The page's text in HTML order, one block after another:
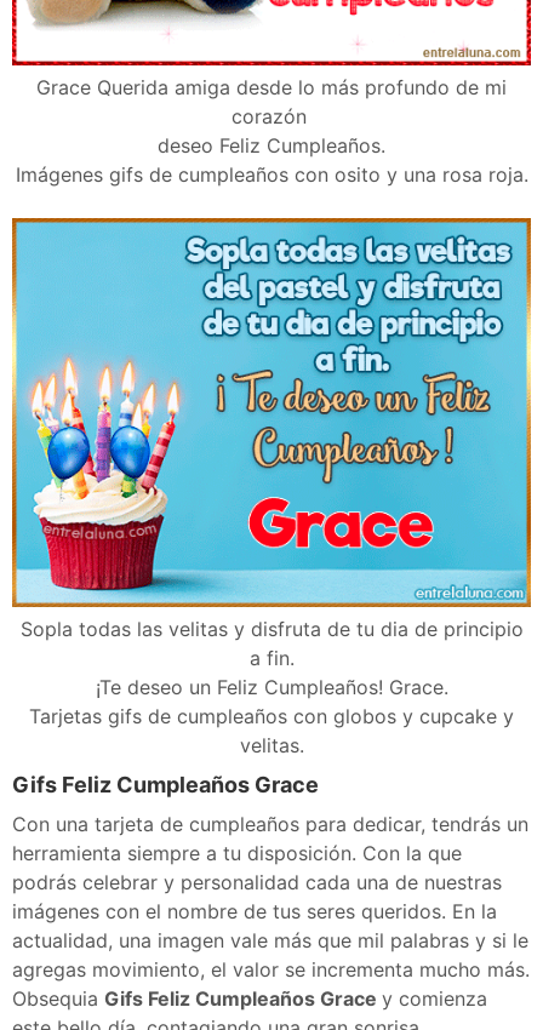
Grace Querida amiga desde lo más profundo de mi
corazón
deseo Feliz Cumpleaños.
Imágenes gifs de cumpleaños con osito y una rosa roja.
Sopla todas las velitas y disfruta de tu dia de principio
a fin.
¡Te deseo un Feliz Cumpleaños! Grace.
Tarjetas gifs de cumpleaños con globos y cupcake y
velitas.
Gifs Feliz Cumpleaños Grace
Con una tarjeta de cumpleaños para dedicar, tendrás un
herramienta siempre a tu disposición. Con la que
podrás celebrar y personalidad cada una de nuestras
imágenes con el nombre de tus seres queridos. En la
actualidad, una imagen vale más que mil palabras y si le
agregas movimiento, el valor se incrementa mucho más.
Obsequia Gifs Feliz Cumpleaños Grace y comienza